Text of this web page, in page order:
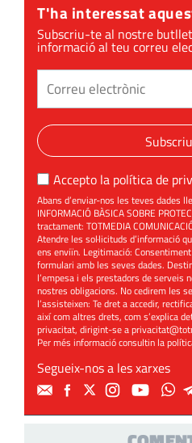
T'ha interessat
Subscriu-te al nostre
informació al teu correu
Accepto la política de
Abans d’enviar-nos les teves dades
INFORMACIÓ BÀSICA SOBRE
tractament: TOTMEDIA
Atendre les sol·licituds d’informació
ens enviïn. Legitimació:
formulari amb les seves dades.
l’empesa i els prestadors de serveis
nostres obligacions. No cedirem les
l’assisteixen: Te dret a accedir,
així com altres drets, com s’explica
privacitat, dirigint-se a
Per més informació consultin la
Segueix-nos a les xarxes